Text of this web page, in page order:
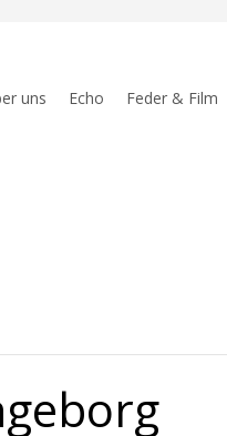
uns Echo Feder & Film